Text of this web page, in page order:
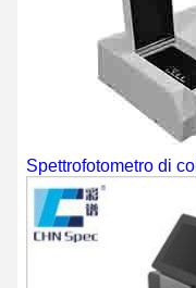
Spettrofotometro di